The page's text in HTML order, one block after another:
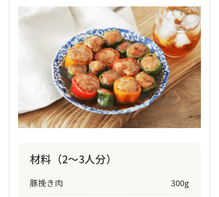
材料（2～3人分）
豚挽き肉
300g